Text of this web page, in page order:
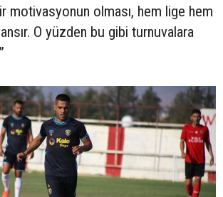
motivasyonun olması, hem lige hem
O yüzden bu gibi turnuvalara